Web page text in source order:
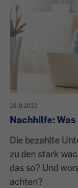
28.9.2023
Nachhilfe:
Die bezahlte
zu den stark
das so? Und
achten?